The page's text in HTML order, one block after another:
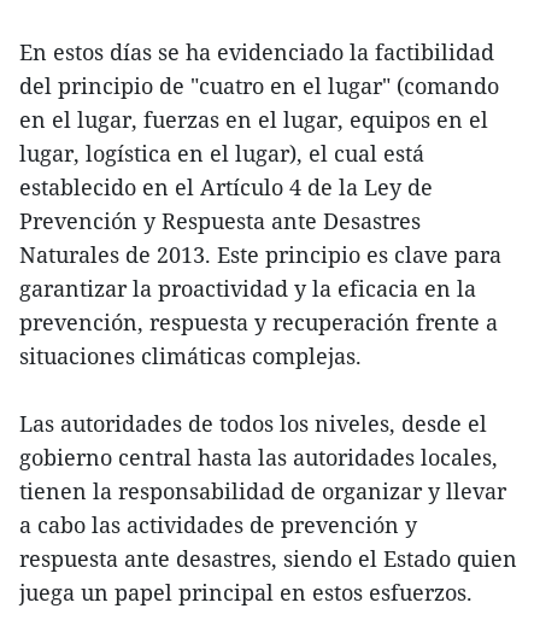
En estos días se ha evidenciado la factibilidad
del principio de "cuatro en el lugar" (comando
en el lugar, fuerzas en el lugar, equipos en el
lugar, logística en el lugar), el cual está
establecido en el Artículo 4 de la Ley de
Prevención y Respuesta ante Desastres
Naturales de 2013. Este principio es clave para
garantizar la proactividad y la eficacia en la
prevención, respuesta y recuperación frente a
situaciones climáticas complejas.
Las autoridades de todos los niveles, desde el
gobierno central hasta las autoridades locales,
tienen la responsabilidad de organizar y llevar
a cabo las actividades de prevención y
respuesta ante desastres, siendo el Estado quien
juega un papel principal en estos esfuerzos.